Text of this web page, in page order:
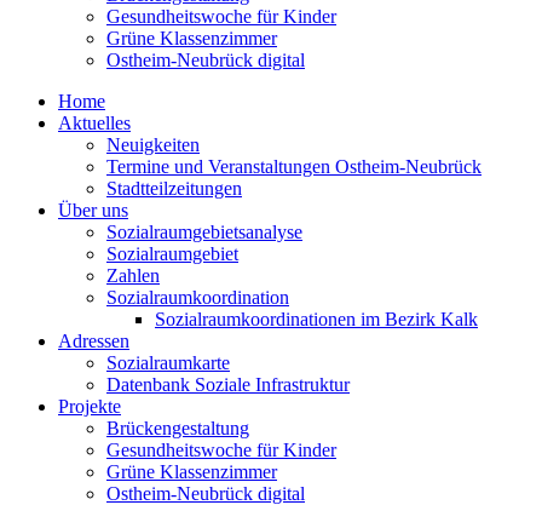
Gesundheitswoche für Kinder
Grüne Klassenzimmer
Ostheim-Neubrück digital
Home
Aktuelles
Neuigkeiten
Termine und Veranstaltungen Ostheim-Neubrück
Stadtteilzeitungen
Über uns
Sozialraumgebietsanalyse
Sozialraumgebiet
Zahlen
Sozialraumkoordination
Sozialraumkoordinationen im Bezirk Kalk
Adressen
Sozialraumkarte
Datenbank Soziale Infrastruktur
Projekte
Brückengestaltung
Gesundheitswoche für Kinder
Grüne Klassenzimmer
Ostheim-Neubrück digital